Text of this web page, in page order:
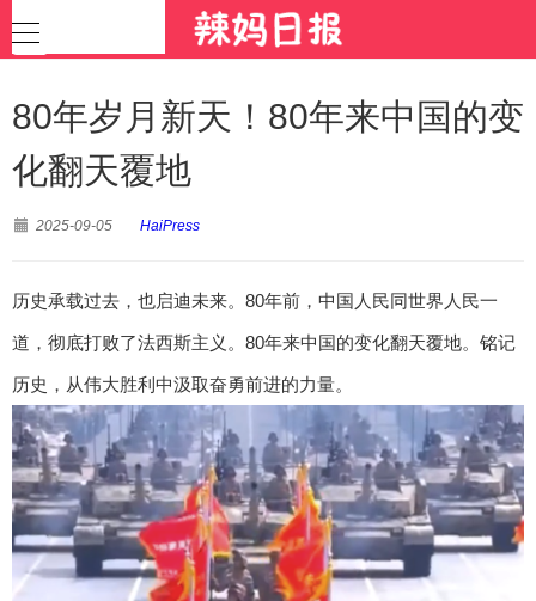
80年岁月新天！80年来中国的变
化翻天覆地
2025-09-05 HaiPress
历史承载过去，也启迪未来。80年前，中国人民同世界人民一
道，彻底打败了法西斯主义。80年来中国的变化翻天覆地。铭记
历史，从伟大胜利中汲取奋勇前进的力量。